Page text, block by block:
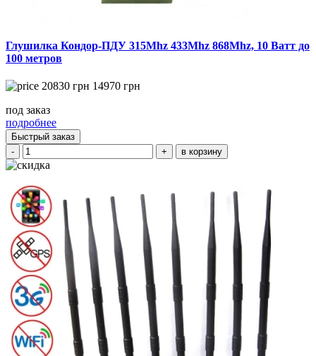
Глушилка Кондор-ПДУ 315Mhz 433Mhz 868Mhz, 10 Ватт до
100 метров
20830 грн 14970 грн
под заказ
подробнее
Быстрый заказ
-
+ в корзину